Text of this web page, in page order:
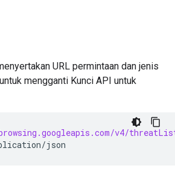
URL permintaan dan jenis
mengganti Kunci API untuk
v4/
json